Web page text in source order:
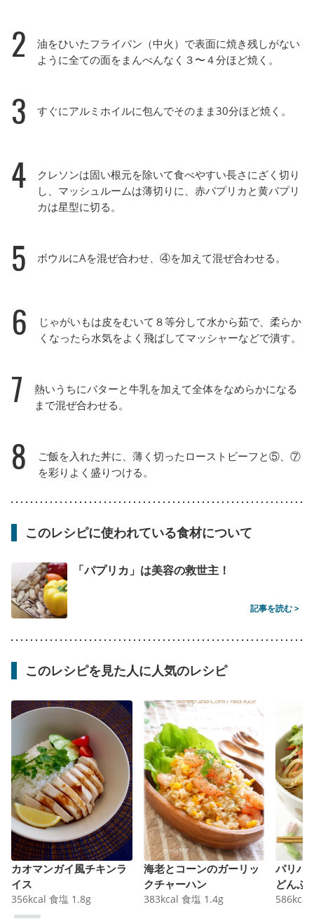
2
油をひいたフライパン（中火）で表面に焼き残しがない
ように全ての面をまんべんなく３〜４分ほど焼く。
3 すぐにアルミホイルに包んでそのまま30分ほど焼く。
4
クレソンは固い根元を除いて食べやすい長さにざく切り
し、マッシュルームは薄切りに、赤パプリカと黄パプリ
カは星型に切る。
5 ボウルにAを混ぜ合わせ、④を加えて混ぜ合わせる。
6
じゃがいもは皮をむいて８等分して水から茹で、柔らか
くなったら水気をよく飛ばしてマッシャーなどで潰す。
7
熱いうちにバターと牛乳を加えて全体をなめらかになる
まで混ぜ合わせる。
8
ご飯を入れた丼に、薄く切ったローストビーフと⑤、⑦
を彩りよく盛りつける。
このレシピに使われている食材について
「パプリカ」は美容の救世主！
記事を読む >
このレシピを見た人に人気のレシピ
カオマンガイ風チキンラ
イス
356kcal 食塩 1.8g
海老とコーンのガーリッ
クチャーハン
383kcal 食塩 1.4g
パリパ
どんぶ
586kcal